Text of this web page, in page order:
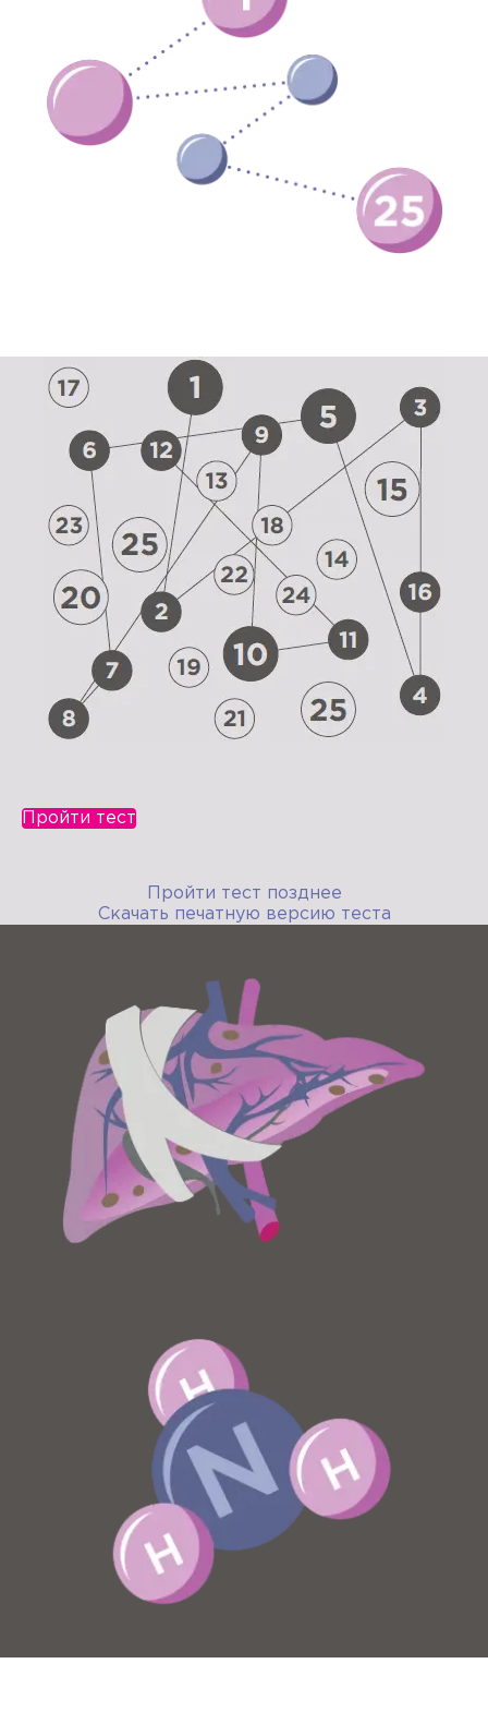
Пройти тест
Пройти тест позднее
Скачать печатную версию теста